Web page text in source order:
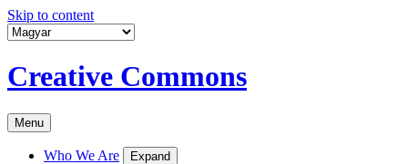
Skip to content
Creative Commons
Menu
Who We Are Expand